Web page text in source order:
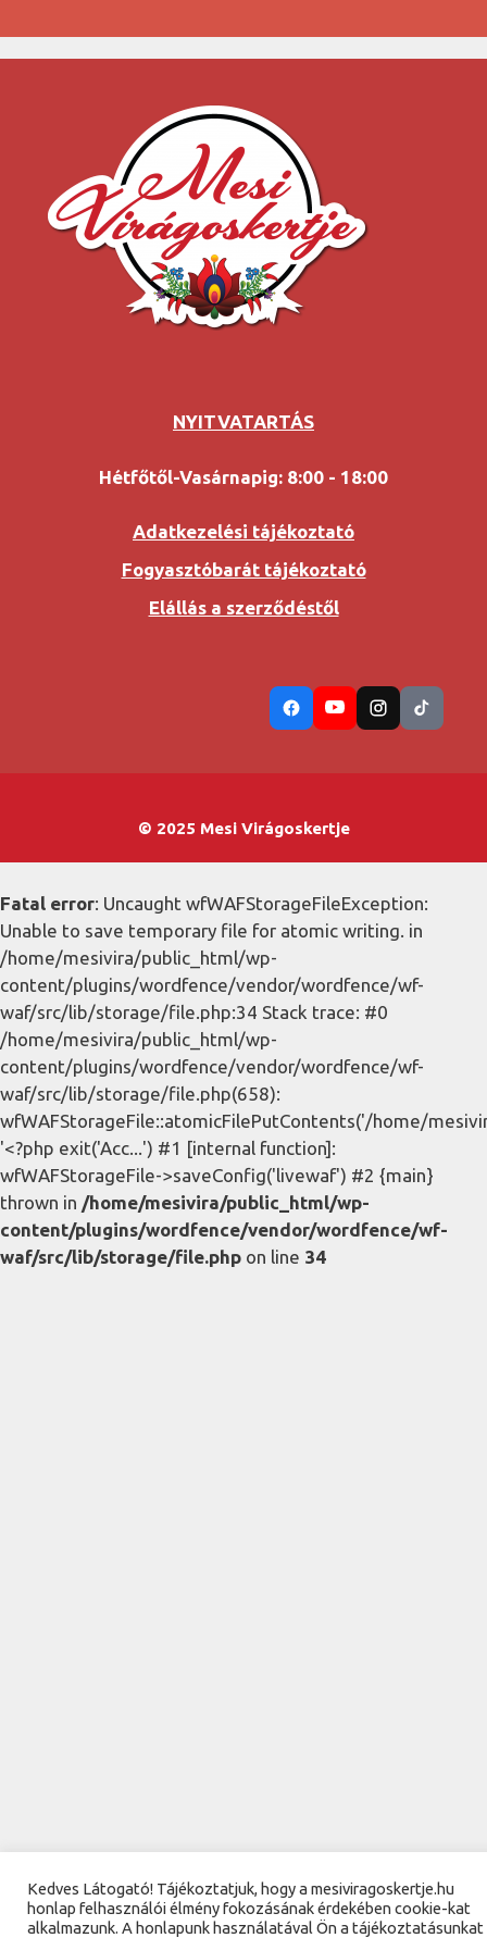
NYITVATARTÁS
Hétfőtől-Vasárnapig: 8:00 - 18:00
Adatkezelési tájékoztató
Fogyasztóbarát tájékoztató
Elállás a szerződéstől
© 2025 Mesi Virágoskertje
Kedves Látogató! Tájékoztatjuk, hogy a mesiviragoskertje.hu
honlap felhasználói élmény fokozásának érdekében cookie-kat
alkalmazunk. A honlapunk használatával Ön a tájékoztatásunkat
Fatal error: Uncaught wfWAFStorageFileException:
Unable to save temporary file for atomic writing. in
/home/mesivira/public_html/wp-
content/plugins/wordfence/vendor/wordfence/wf-
waf/src/lib/storage/file.php:34 Stack trace: #0
/home/mesivira/public_html/wp-
content/plugins/wordfence/vendor/wordfence/wf-
waf/src/lib/storage/file.php(658):
wfWAFStorageFile::atomicFilePutContents('/home/
'<?php exit('Acc...') #1 [internal function]:
wfWAFStorageFile->saveConfig('livewaf') #2 {main}
thrown in /home/mesivira/public_html/wp-
content/plugins/wordfence/vendor/wordfence/wf-
waf/src/lib/storage/file.php on line 34